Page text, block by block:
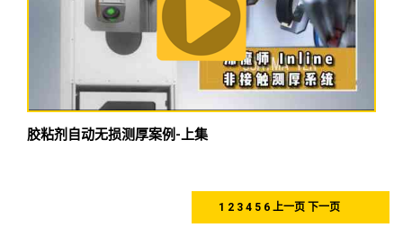
胶粘剂自动无损测厚案例-上集
1 2 3 4 5 6 上一页 下一页